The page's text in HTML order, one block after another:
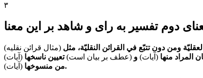
۳
دوم تفسیر به رای و شاهد بر این معنا
ومن دون تتبّع في القرائن النقليّة، مثل (مثال قرائن نقلیه)
المراد منها (آیات) و (عطف بر بیان است)تعيين ناسخها (آیات)
من منسوخها (آیات) .